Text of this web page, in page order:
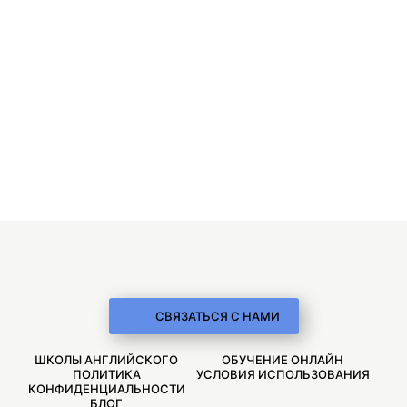
СВЯЗАТЬСЯ С НАМИ
ШКОЛЫ АНГЛИЙСКОГО
ОБУЧЕНИЕ ОНЛАЙН
ПОЛИТИКА
КОНФИДЕНЦИАЛЬНОСТИ
УСЛОВИЯ ИСПОЛЬЗОВАНИЯ
БЛОГ